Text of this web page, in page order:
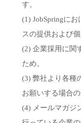
す。
(1) JobSpringに
スの提供および
(2) 企業採用に関
ため。
(3) 弊社より各種
お願いする場合の
(4) メールマガジ